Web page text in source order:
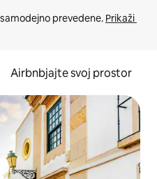
prevedene. Prikaži
Airbnbjajte svoj prostor